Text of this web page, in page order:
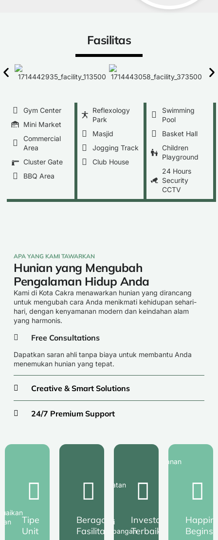
Fasilitas
Gym Center
Mini Market
Commercial
Area
Cluster Gate
BBQ Area
Reflexology
Park
Masjid
Jogging Track
Club House
Swimming
Pool
Basket Hall
Children
Playground
24 Hours
Security
CCTV
APA YANG KAMI TAWARKAN
Hunian yang Mengubah
Pengalaman Hidup Anda
Kami di Kota Cakra menawarkan hunian yang dirancang
untuk mengubah cara Anda menikmati kehidupan sehari-
hari, dengan kenyamanan modern dan keindahan alam
yang harmonis.
Free Consultations
Dapatkan saran ahli tanpa biaya untuk membantu Anda
menemukan hunian yang tepat.
Creative & Smart Solutions
24/7 Premium Support
Tipe
Unit
Beragam
Fasilitas
yang
menunjang
dan
kenyamanan
Anda
Investasi
Terbaik
Peningkatan
berbagai
pengembangan
Begins
Kenyamanan
alam
menjadi
tempat
dimana